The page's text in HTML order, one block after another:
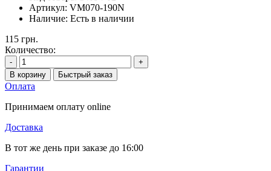
Артикул: VM070-190N
Наличие: Есть в наличии
115 грн.
Количество:
-
+
В корзину
Быстрый заказ
Оплата
Принимаем оплату online
Доставка
В тот же день при заказе до 16:00
Гарантии